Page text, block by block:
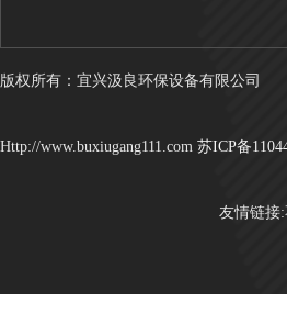
版权所有：宜兴汲良环保设备有限公司
Http://www.buxiugang111.com 苏ICP备
友情链接: